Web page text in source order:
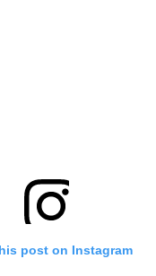
post on Instagram